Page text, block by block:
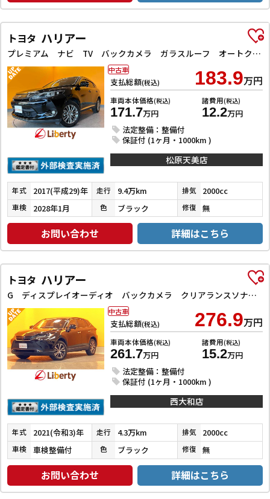
トヨタ ハリアー
プレミアム ナビ TV バックカメラ ガラスルーフ オートクルーズコントロール レーンアシスト オートマチックハイビーム オートライト LEDヘッドランプ 電動リアゲート アルミホイール
支払総額(税込) 183.9万円
車両本体価格(税込)
171.7万円
諸費用(税込)
12.2万円
法定整備：整備付
保証付 (1ヶ月・1000km )
中古車
松原天美店
年式 2017(平成29)年 走行 9.4万km 排気 2000cc
車検 2028年1月 色 ブラック 修復 無
お問い合わせ 詳細はこちら
トヨタ ハリアー
G ディスプレイオーディオ バックカメラ クリアランスソナー オートクルーズコントロール レーンアシスト 衝突被害軽減システム オートライト LEDヘッドランプ 電動リアゲート アルミホイール
支払総額(税込) 276.9万円
車両本体価格(税込)
261.7万円
諸費用(税込)
15.2万円
法定整備：整備付
保証付 (1ヶ月・1000km )
中古車
西大和店
年式 2021(令和3)年 走行 4.3万km 排気 2000cc
車検 車検整備付 色 ブラック 修復 無
お問い合わせ 詳細はこちら